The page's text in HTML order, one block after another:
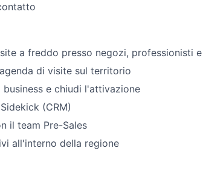
a freddo presso negozi, professionisti e
di visite sul territorio
e chiudi l'attivazione
(CRM)
il team Pre-Sales
all'interno della regione